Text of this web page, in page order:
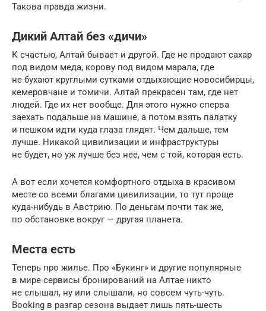
Такова правда жизни.
Дикий Алтай без «дичи»
К счастью, Алтай бывает и другой. Где не продают сахар
под видом меда, корову под видом марала, где
не бухают круглыми сутками отдыхающие новосибирцы,
кемеровчане и томичи. Алтай прекрасен там, где нет
людей. Где их нет вообще. Для этого нужно сперва
заехать подальше на машине, а потом взять палатку
и пешком идти куда глаза глядят. Чем дальше, тем
лучше. Никакой цивилизации и инфраструктуры
не будет, но уж лучше без нее, чем с той, которая есть.
А вот если хочется комфортного отдыха в красивом
месте со всеми благами цивилизации, то тут проще
куда-нибудь в Австрию. По деньгам почти так же,
по обстановке вокруг — другая планета.
Места есть
Теперь про жилье. Про «Букинг» и другие популярные
в мире сервисы бронирований на Алтае никто
не слышал, ну или слышали, но совсем чуть-чуть.
Booking в разгар сезона выдает лишь пять-шесть